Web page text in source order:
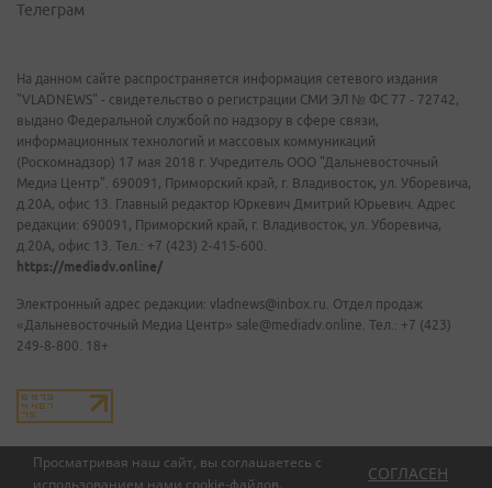
Просматривая наш сайт, вы соглашаетесь с
использованием нами cookie-файлов
СОГЛАСЕН
Телеграм
На данном сайте распространяется информация сетевого издания
"VLADNEWS" - свидетельство о регистрации СМИ ЭЛ № ФС 77 - 72742,
выдано Федеральной службой по надзору в сфере связи,
информационных технологий и массовых коммуникаций
(Роскомнадзор) 17 мая 2018 г. Учредитель ООО "Дальневосточный
Медиа Центр". 690091, Приморский край, г. Владивосток, ул. Уборевича,
д.20А, офис 13. Главный редактор Юркевич Дмитрий Юрьевич. Адрес
редакции: 690091, Приморский край, г. Владивосток, ул. Уборевича,
д.20А, офис 13. Тел.: +7 (423) 2-415-600.
https://mediadv.online/
Электронный адрес редакции: vladnews@inbox.ru. Отдел продаж
«Дальневосточный Медиа Центр» sale@mediadv.online. Тел.: +7 (423)
249-8-800. 18+